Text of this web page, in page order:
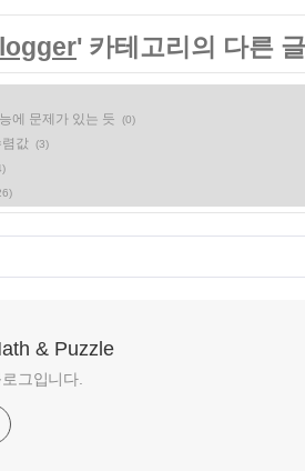
' 카테고리의 다른 글
에 문제가 있는 듯 (0)
값 (3)
& Puzzle
그입니다.